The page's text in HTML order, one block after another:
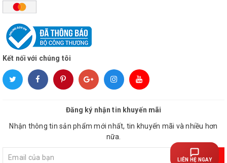
Kết nối với chúng tôi
Đăng ký nhận tin khuyến mãi
Nhận thông tin sản phẩm mới nhất, tin khuyến mãi và nhiều hơn
nữa.
Đăng ký
LIÊN HỆ NGAY